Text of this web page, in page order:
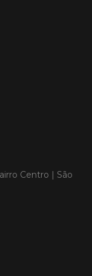
Centro | São